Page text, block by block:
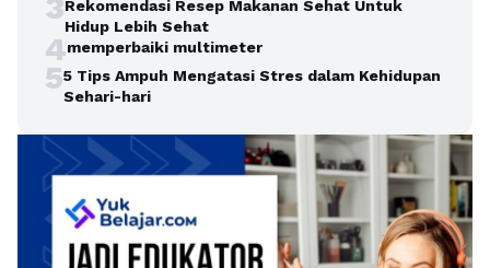
Rekomendasi Resep Makanan Sehat Untuk
Hidup Lebih Sehat
4memperbaiki multimeter
55 Tips Ampuh Mengatasi Stres dalam Kehidupan
Sehari-hari